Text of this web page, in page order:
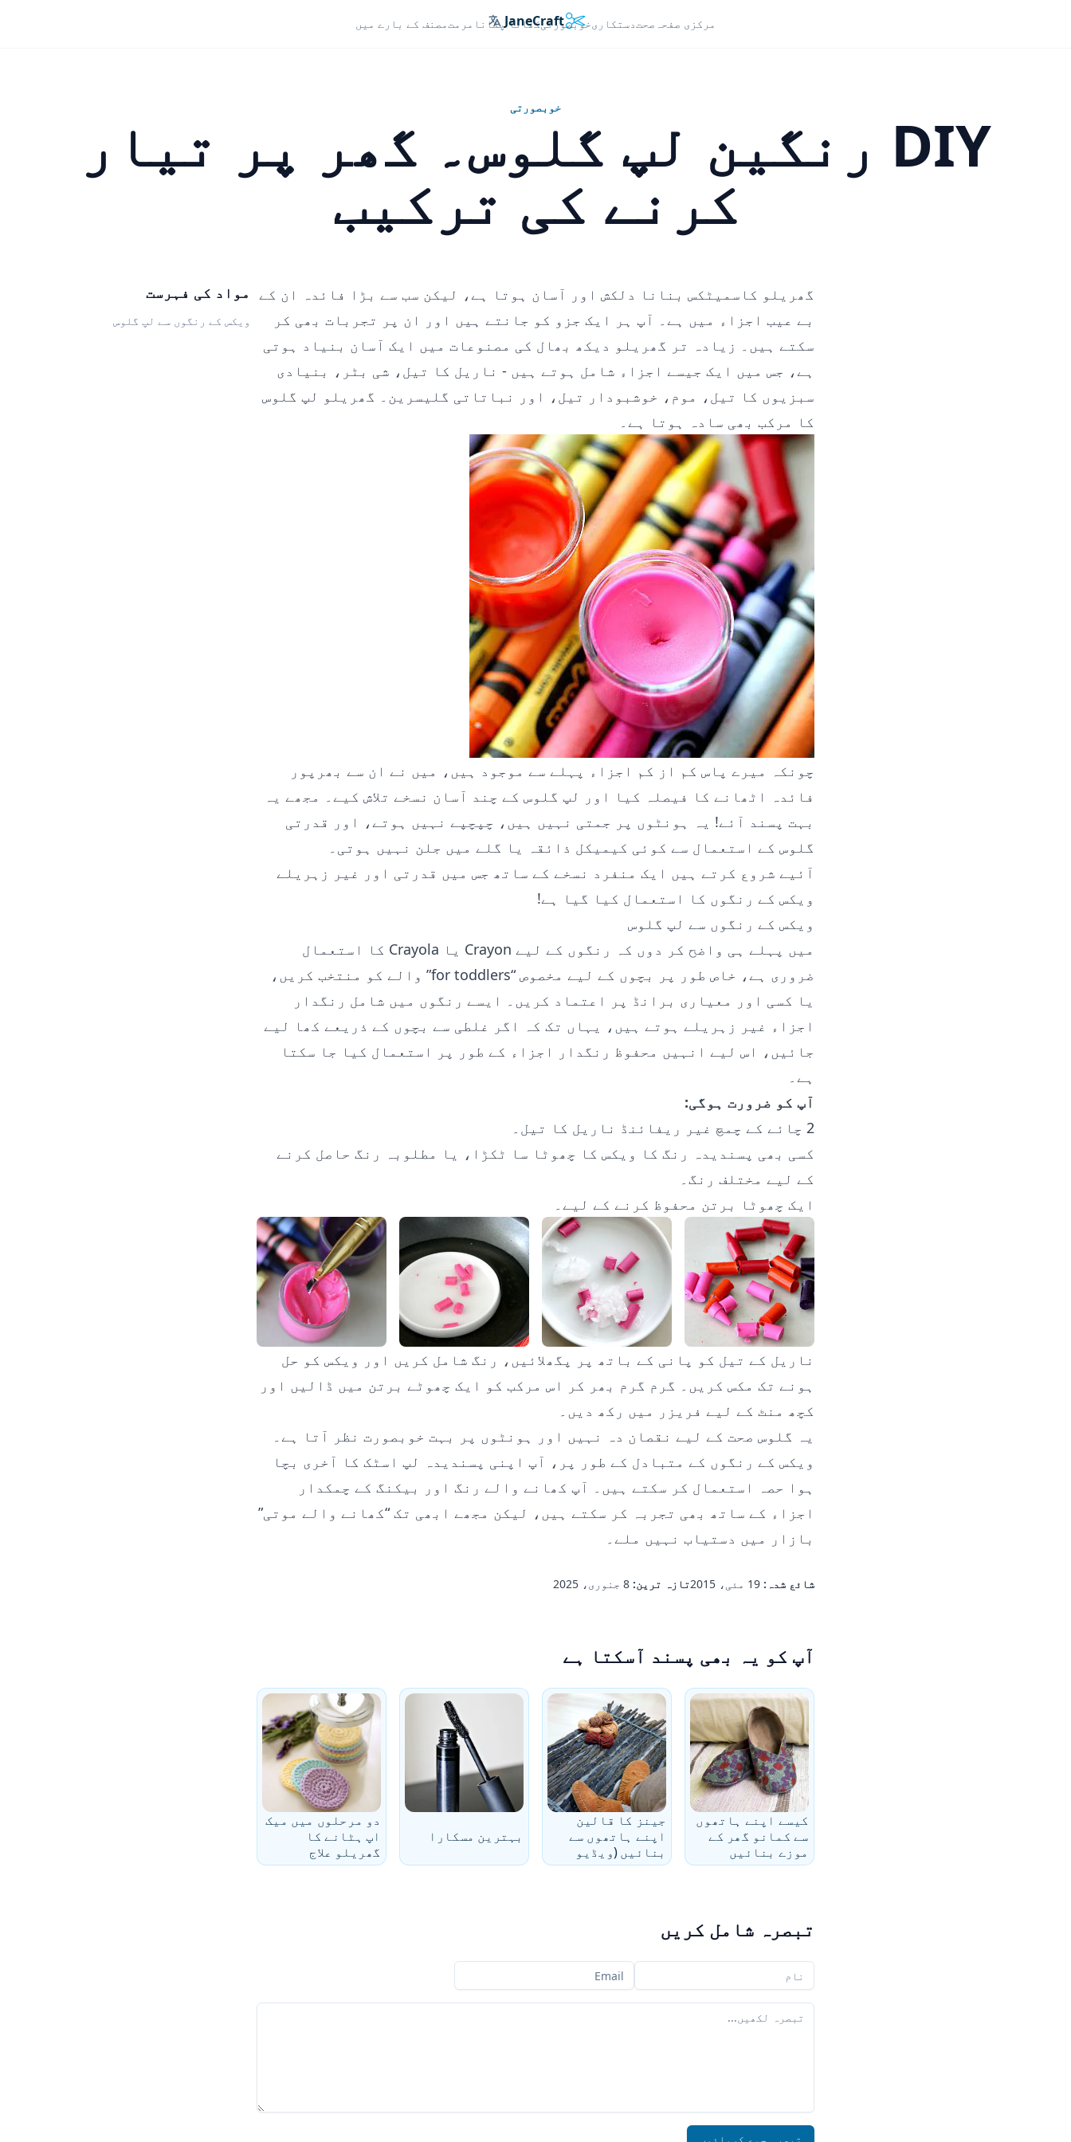
JaneCraft
Languages مرکزی صفحہ صحتدستکاریخوبصورتیکھانا پکانا مرمتمصنف کے بارے میں
خوبصورتی
DIY رنگین لپ گلوس۔ گھر پر تیار
کرنے کی ترکیب
گھریلو کاسمیٹکس بنانا دلکش اور آسان ہوتا ہے، لیکن سب سے بڑا فائدہ ان کے
بے عیب اجزاء میں ہے۔ آپ ہر ایک جزو کو جانتے ہیں اور ان پر تجربات بھی کر
سکتے ہیں۔ زیادہ تر گھریلو دیکھ بھال کی مصنوعات میں ایک آسان بنیاد ہوتی
ہے، جس میں ایک جیسے اجزاء شامل ہوتے ہیں - ناریل کا تیل، شی بٹر، بنیادی
سبزیوں کا تیل، موم، خوشبودار تیل، اور نباتاتی گلیسرین۔ گھریلو لپ گلوس
کا مرکب بھی سادہ ہوتا ہے۔
چونکہ میرے پاس کم از کم اجزاء پہلے سے موجود ہیں، میں نے ان سے بھرپور
فائدہ اٹھانے کا فیصلہ کیا اور لپ گلوس کے چند آسان نسخے تلاش کیے۔ مجھے یہ
بہت پسند آئے! یہ ہونٹوں پر جمتی نہیں ہیں، چپچپے نہیں ہوتے، اور قدرتی
گلوس کے استعمال سے کوئی کیمیکل ذائقہ یا گلے میں جلن نہیں ہوتی۔
آئیے شروع کرتے ہیں ایک منفرد نسخے کے ساتھ جس میں قدرتی اور غیر زہریلے
ویکس کے رنگوں کا استعمال کیا گیا ہے!
ویکس کے رنگوں سے لپ گلوس
میں پہلے ہی واضح کر دوں کہ رنگوں کے لیے Crayon یا Crayola کا استعمال
ضروری ہے، خاص طور پر بچوں کے لیے مخصوص “for toddlers” والے کو منتخب کریں،
یا کسی اور معیاری برانڈ پر اعتماد کریں۔ ایسے رنگوں میں شامل رنگدار
اجزاء غیر زہریلے ہوتے ہیں، یہاں تک کہ اگر غلطی سے بچوں کے ذریعے کھا لیے
جائیں، اس لیے انہیں محفوظ رنگدار اجزاء کے طور پر استعمال کیا جا سکتا
ہے۔
آپ کو ضرورت ہوگی:
2 چائے کے چمچ غیر ریفائنڈ ناریل کا تیل۔
کسی بھی پسندیدہ رنگ کا ویکس کا چھوٹا سا ٹکڑا، یا مطلوبہ رنگ حاصل کرنے
کے لیے مختلف رنگ۔
ایک چھوٹا برتن محفوظ کرنے کے لیے۔
ناریل کے تیل کو پانی کے باتھ پر پگھلائیں، رنگ شامل کریں اور ویکس کو حل
ہونے تک مکس کریں۔ گرم گرم بھر کر اس مرکب کو ایک چھوٹے برتن میں ڈالیں اور
کچھ منٹ کے لیے فریزر میں رکھ دیں۔
یہ گلوس صحت کے لیے نقصان دہ نہیں اور ہونٹوں پر بہت خوبصورت نظر آتا ہے۔
ویکس کے رنگوں کے متبادل کے طور پر، آپ اپنی پسندیدہ لپ اسٹک کا آخری بچا
ہوا حصہ استعمال کر سکتے ہیں۔ آپ کھانے والے رنگ اور بیکنگ کے چمکدار
اجزاء کے ساتھ بھی تجربہ کر سکتے ہیں، لیکن مجھے ابھی تک “کھانے والے موتی”
بازار میں دستیاب نہیں ملے۔
شائع شدہ: 19 مئی، 2015 تازہ ترین: 8 جنوری، 2025
آپ کو یہ بھی پسند آسکتا ہے
کیسے اپنے ہاتھوں
سے کمانو گھر کے
موزے بنائیں
جینز کا قالین
اپنے ہاتھوں سے
بنائیں (ویڈیو
ورکشاپ)
بہترین مسکارا
دو مرحلوں میں میک
اپ ہٹانے کا
گھریلو علاج
تبصرہ شامل کریں
آپ کا نام آپ کا ای میل
آپ کا تبصرہ
مواد کی فہرست
ویکس کے رنگوں سے لپ گلوس